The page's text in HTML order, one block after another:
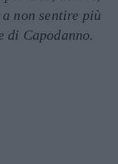
non sentire più
Capodanno.